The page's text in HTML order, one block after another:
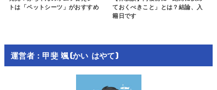
トは「ペットシーツ」がおすすめ
ておくべきこと」とは？結論、入
籍日です
運営者：甲斐 颯(かい はやて)